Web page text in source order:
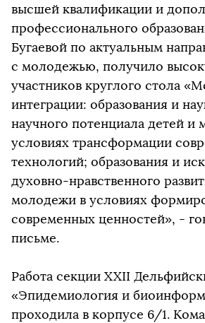
высшей квалификации и
профессионального
Бугаевой по актуальным
с молодежью, получило
участников круглого стола
интеграции: образования и
научного потенциала детей и
условиях трансформации
технологий; образования и
духовно-нравственного
молодежи в условиях
современных ценностей», -
письме.
Работа секции XXII
«Эпидемиология и
проходила в корпусе 6/1.